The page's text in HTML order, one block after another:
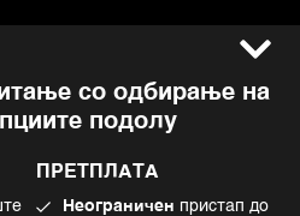
со одбирање на
подолу
ПРЕТПЛАТА
Неограничен пристап до
Facebook
Instagram